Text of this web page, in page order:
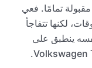
تمامًا. فعي
لكنها تتفاجأ
ينطبق على